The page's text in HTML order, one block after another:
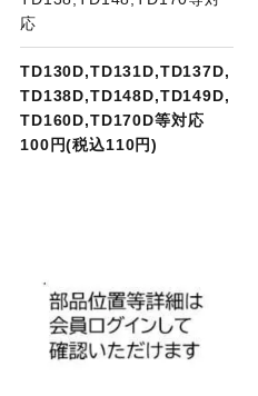
応
TD130D,TD131D,TD137D,
TD138D,TD148D,TD149D,
TD160D,TD170D等対応
100円(税込110円)